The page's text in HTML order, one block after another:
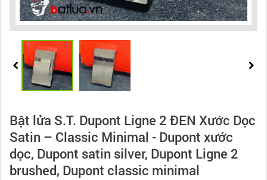
Bật lửa S.T. Dupont Ligne 2 ĐEN Xước Dọc
Satin – Classic Minimal - Dupont xước
dọc, Dupont satin silver, Dupont Ligne 2
brushed, Dupont classic minimal